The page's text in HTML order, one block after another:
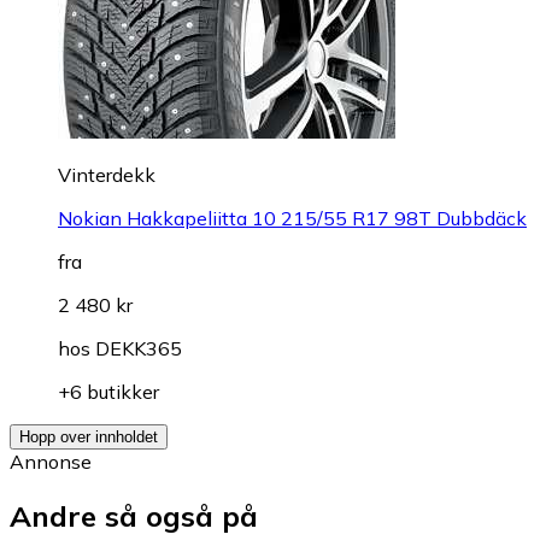
Vinterdekk
Nokian Hakkapeliitta 10 215/55 R17 98T Dubbdäck
fra
2 480 kr
hos DEKK365
+6 butikker
Hopp over innholdet
Annonse
Andre så også på